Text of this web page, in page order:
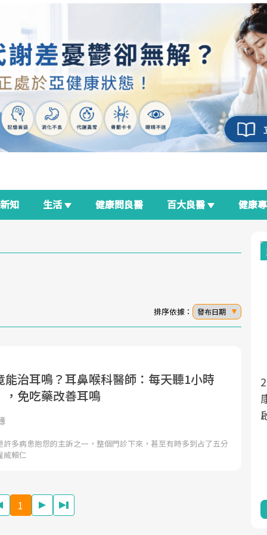
新知 生活 健康問良醫 百大良醫 健康
排序依據： 發布日期
能治耳鳴？耳鼻喉科醫師：每天聽1小時
，免吃藥改善耳鳴
許多病患抱怨的主訴之一，整個門診下來，甚至有時多到占了五分
威賴仁
1
面對超高齡社會的浪潮，台灣正在快速邁
向「健康照護」的新時代。隨著國家政策
心議題。然而，健檢不只是醫療院所的服
良醫生活祭
2025年，就到良醫生活祭體驗「一站式健
康新生活」，從講座、體驗到運動，全面